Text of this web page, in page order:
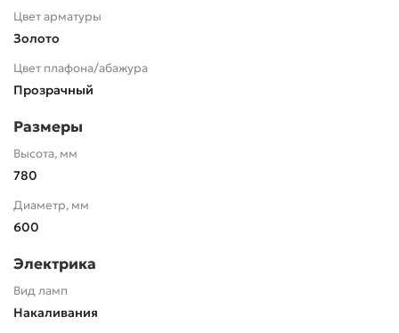
Цвет арматуры
Золото
Цвет плафона/абажура
Прозрачный
Размеры
Высота, мм
780
Диаметр, мм
600
Электрика
Вид ламп
Накаливания